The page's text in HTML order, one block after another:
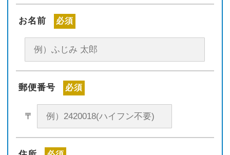
お名前 必須
郵便番号 必須
〒